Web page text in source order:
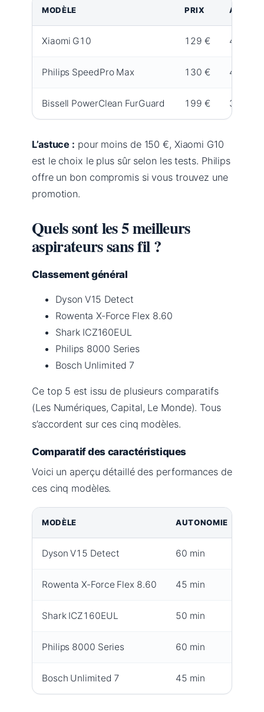
MODÈLE PRIX
Xiaomi G10 129 € 40 min
Philips SpeedPro Max 130 € 40 min
Bissell PowerClean FurGuard 199 € 35 min
L’astuce : pour moins de 150 €, Xiaomi G10
est le choix le plus sûr selon les tests. Philips
offre un bon compromis si vous trouvez une
promotion.
Quels sont les 5 meilleurs
aspirateurs sans fil ?
Classement général
Dyson V15 Detect
Rowenta X-Force Flex 8.60
Shark ICZ160EUL
Philips 8000 Series
Bosch Unlimited 7
Ce top 5 est issu de plusieurs comparatifs
(Les Numériques, Capital, Le Monde). Tous
s’accordent sur ces cinq modèles.
Comparatif des caractéristiques
Voici un aperçu détaillé des performances de
ces cinq modèles.
MODÈLE AUTONOMIE
Dyson V15 Detect 60 min
Rowenta X-Force Flex 8.60 45 min
Shark ICZ160EUL 50 min
Philips 8000 Series 60 min
Bosch Unlimited 7 45 min